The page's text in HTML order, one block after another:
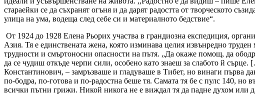
стараейки се да съхранят огъня и да дарят радостта от творческото
улица на ума, водеща след себе си и материалното бедствие“.
От 1924 до 1928 Елена Рьорих участва в грандиозна експедиция,
Азия. Тя е единствената жена, която изминава целия извънредно
трудности и смъртоносни опасности на пътя. „Да окаже помощ, да
да се чудиш откъде черпи сили, особено като знаеш за слабото й
Константинович, – замръзваше и гладуваше в Тибет, но винаги първа
по-бодра, по-готова и по-радостна беше тя. Самата тя бе с пулс 140, но
всички пътни грижи. Никой никога не е виждал тя да падне духом или